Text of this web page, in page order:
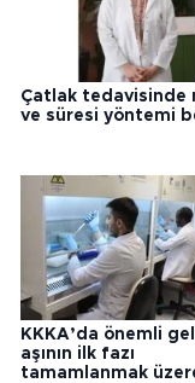
Çatlak tedavisinde
ve süresi yöntemi
KKKA’da önemli
aşının ilk fazı
tamamlanmak